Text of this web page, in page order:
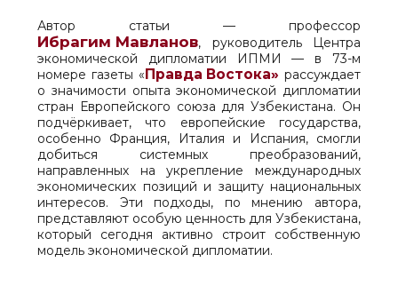
Автор статьи — профессор
Ибрагим Мавланов, руководитель Центра
экономической дипломатии ИПМИ — в 73-м
номере газеты «Правда Востока» рассуждает
о значимости опыта экономической дипломатии
стран Европейского союза для Узбекистана. Он
подчёркивает, что европейские государства,
особенно Франция, Италия и Испания, смогли
добиться системных преобразований,
направленных на укрепление международных
экономических позиций и защиту национальных
интересов. Эти подходы, по мнению автора,
представляют особую ценность для Узбекистана,
который сегодня активно строит собственную
модель экономической дипломатии.